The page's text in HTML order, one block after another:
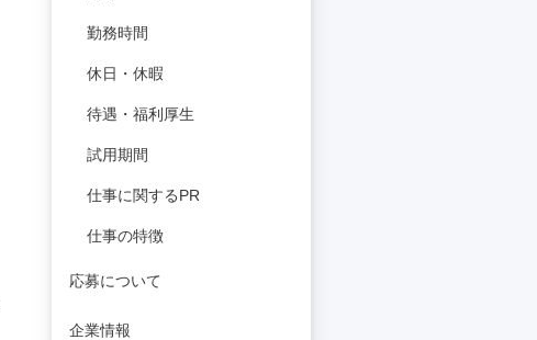
勤務時間
休日・休暇
待遇・福利厚生
試用期間
仕事に関するPR
仕事の特徴
応募について
企業情報